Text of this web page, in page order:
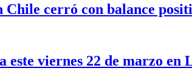
cerró con balance
viernes 22 de marzo en